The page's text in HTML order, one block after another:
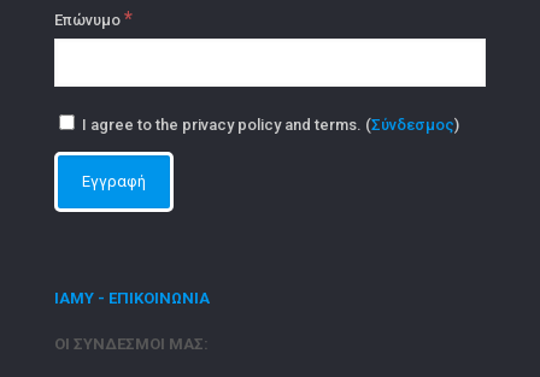
Επώνυμο *
I agree to the privacy policy and terms. (Σύνδεσμος)
ΙΑΜΥ - ΕΠΙΚΟΙΝΩΝΙΑ
ΟΙ ΣΥΝΔΕΣΜΟΙ ΜΑΣ: